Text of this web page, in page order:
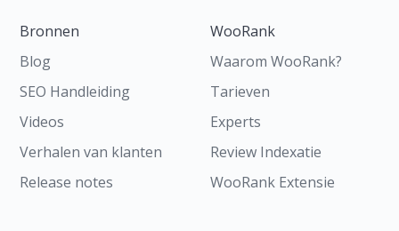
Bronnen
Blog
SEO Handleiding
Videos
Verhalen van klanten
Release notes
WooRank
Waarom WooRank?
Tarieven
Experts
Review Indexatie
WooRank Extensie